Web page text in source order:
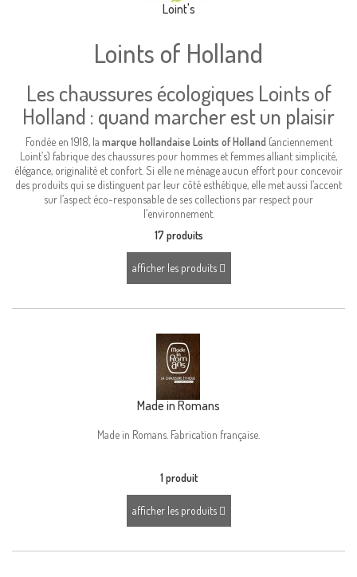
Loint's
Loints of Holland
Les chaussures écologiques Loints of
Holland : quand marcher est un plaisir
Fondée en 1918, la marque hollandaise Loints of Holland (anciennement
Loint’s) fabrique des chaussures pour hommes et femmes alliant simplicité,
élégance, originalité et confort. Si elle ne ménage aucun effort pour concevoir
des produits qui se distinguent par leur côté esthétique, elle met aussi l’accent
sur l’aspect éco-responsable de ses collections par respect pour
l’environnement.
17 produits
afficher les produits
Made in Romans
Made in Romans. Fabrication française.
1 produit
afficher les produits